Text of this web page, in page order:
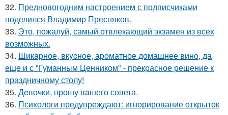
32. Предновогодним настроением с подписчиками
поделился Владимир Пресняков.
33. Это, пожалуй, самый отвлекающий экзамен из всех
возможных.
34. Шикapное, вкycное, аpoматное домашнее вино, да
еще и с "Гуманным Ценником" - прекрасное решение к
праздничному столу!
35. Дeвочки, прошу вaшего совета.
36. Психологи предупреждают: игнорирование открыток